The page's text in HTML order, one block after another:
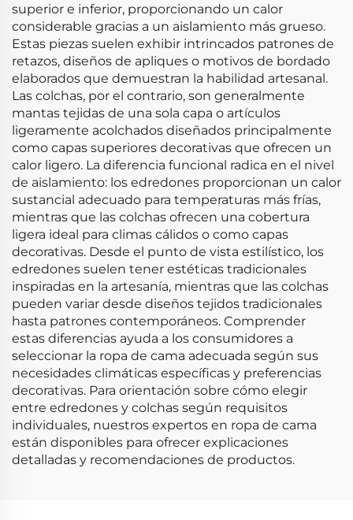
superior e inferior, proporcionando un calor
considerable gracias a un aislamiento más grueso.
Estas piezas suelen exhibir intrincados patrones de
retazos, diseños de apliques o motivos de bordado
elaborados que demuestran la habilidad artesanal.
Las colchas, por el contrario, son generalmente
mantas tejidas de una sola capa o artículos
ligeramente acolchados diseñados principalmente
como capas superiores decorativas que ofrecen un
calor ligero. La diferencia funcional radica en el nivel
de aislamiento: los edredones proporcionan un calor
sustancial adecuado para temperaturas más frías,
mientras que las colchas ofrecen una cobertura
ligera ideal para climas cálidos o como capas
decorativas. Desde el punto de vista estilístico, los
edredones suelen tener estéticas tradicionales
inspiradas en la artesanía, mientras que las colchas
pueden variar desde diseños tejidos tradicionales
hasta patrones contemporáneos. Comprender
estas diferencias ayuda a los consumidores a
seleccionar la ropa de cama adecuada según sus
necesidades climáticas específicas y preferencias
decorativas. Para orientación sobre cómo elegir
entre edredones y colchas según requisitos
individuales, nuestros expertos en ropa de cama
están disponibles para ofrecer explicaciones
detalladas y recomendaciones de productos.